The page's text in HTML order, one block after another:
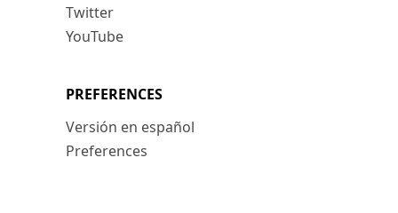
Twitter
YouTube
PREFERENCES
Versión en español
Preferences